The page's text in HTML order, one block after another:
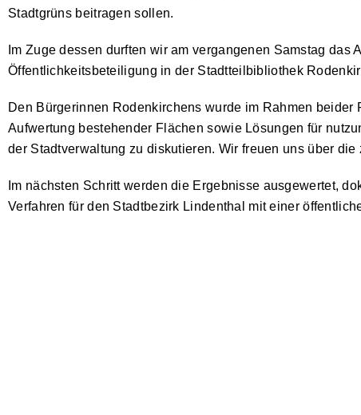
Stadtgrüns beitragen sollen.
Im Zuge dessen durften wir am vergangenen Samstag
Öffentlichkeitsbeteiligung in der Stadtteilbibliothek
Den Bürgerinnen Rodenkirchens wurde im Rahmen
Aufwertung bestehender Flächen sowie Lösungen für
der Stadtverwaltung zu diskutieren. Wir freuen uns über
Im nächsten Schritt werden die Ergebnisse ausgewertet,
Verfahren für den Stadtbezirk Lindenthal mit einer